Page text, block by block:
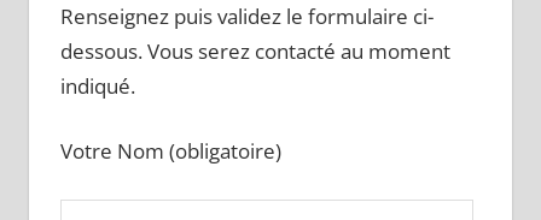
Renseignez puis validez le formulaire ci-
dessous. Vous serez contacté au moment
indiqué.
Votre Nom (obligatoire)